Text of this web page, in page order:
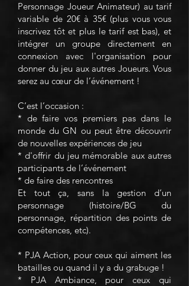
Personnage Joueur Animateur) au tarif
variable de 20€ à 35€ (plus vous vous
inscrivez tôt et plus le tarif est bas), et
intégrer un groupe directement en
connexion avec l'organisation pour
donner du jeu aux autres Joueurs. Vous
serez au cœur de l’événement !
C’est l’occasion :
* de faire vos premiers pas dans le
monde du GN ou peut être découvrir
de nouvelles expériences de jeu
* d'offrir du jeu mémorable aux autres
participants de l’événement
* de faire des rencontres
Et tout ça, sans la gestion d’un
personnage (histoire/BG du
personnage, répartition des points de
compétences, etc).
* PJA Action, pour ceux qui aiment les
batailles ou quand il y a du grabuge !
* PJA Ambiance, pour ceux qui